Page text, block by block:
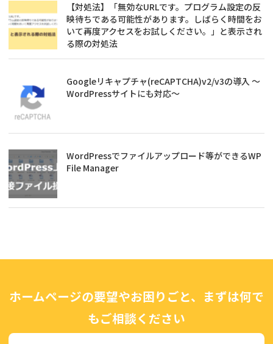
【対処法】「無効なURLです。プログラム設定の反
映待ちである可能性があります。しばらく時間をお
いて再度アクセスをお試しください。」と表示され
る際の対処法
Googleリキャプチャ(reCAPTCHA)v2/v3の導入 ～
WordPressサイトにも対応～
WordPressでファイルアップロード等ができるWP
File Manager
ホームページの要望やお困りごと、まずは何で
もご相談ください